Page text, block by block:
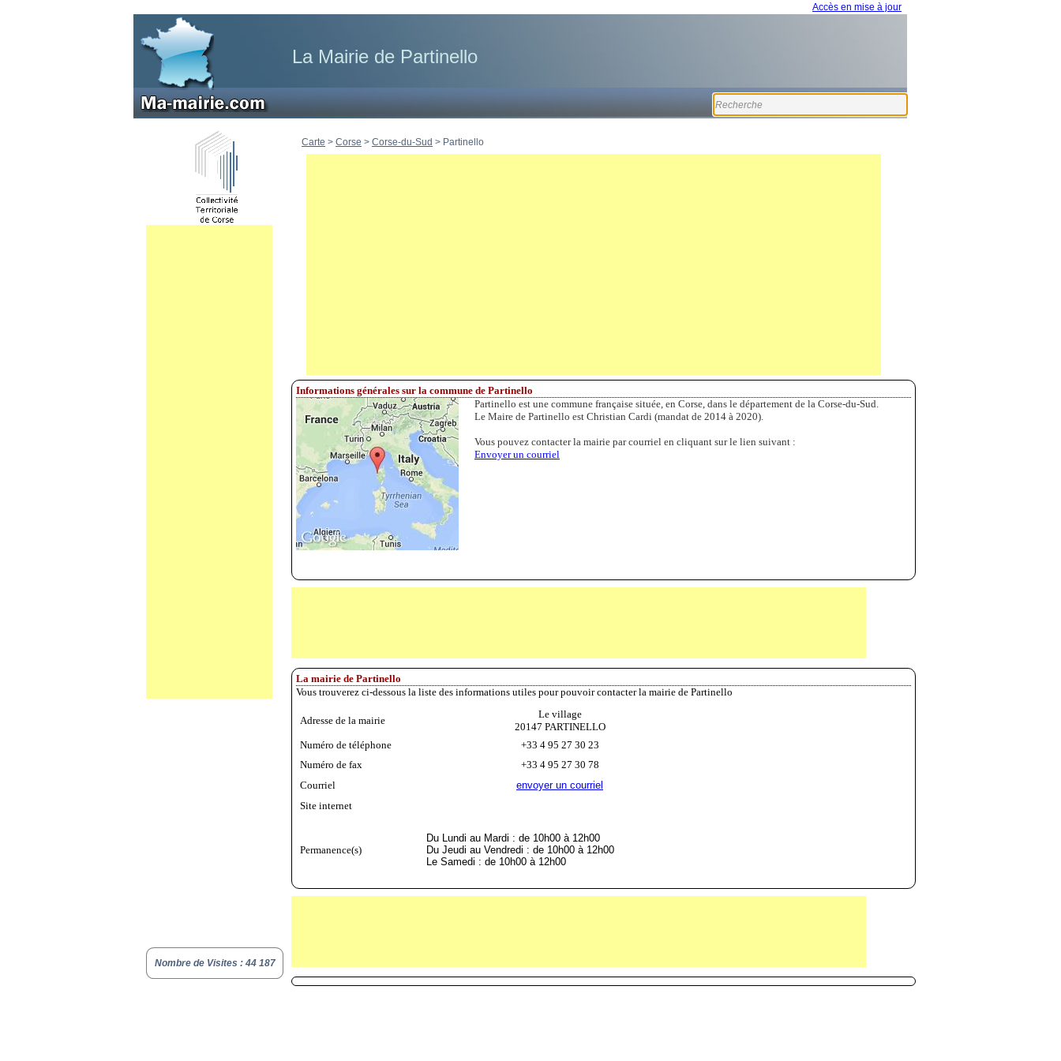
La Mairie de Partinello
Nombre de Visites : 44 187
Carte > Corse > Corse-du-Sud > Partinello
Informations générales sur la commune de Partinello
Partinello est une commune française située, en Corse, dans le département de la Corse-du-Sud.
Le Maire de Partinello est Christian Cardi (mandat de 2014 à 2020).
Vous pouvez contacter la mairie par courriel en cliquant sur le lien suivant :
Envoyer un courriel
La mairie de Partinello
Vous trouverez ci-dessous la liste des informations utiles pour pouvoir contacter la mairie de Partinello
Adresse de la mairie
Le village
20147 PARTINELLO
Numéro de téléphone
+33 4 95 27 30 23
Numéro de fax
+33 4 95 27 30 78
Courriel
envoyer un courriel
Site internet
Permanence(s)
Du Lundi au Mardi : de 10h00 à 12h00
Du Jeudi au Vendredi : de 10h00 à 12h00
Le Samedi : de 10h00 à 12h00
Accès en mise à jour